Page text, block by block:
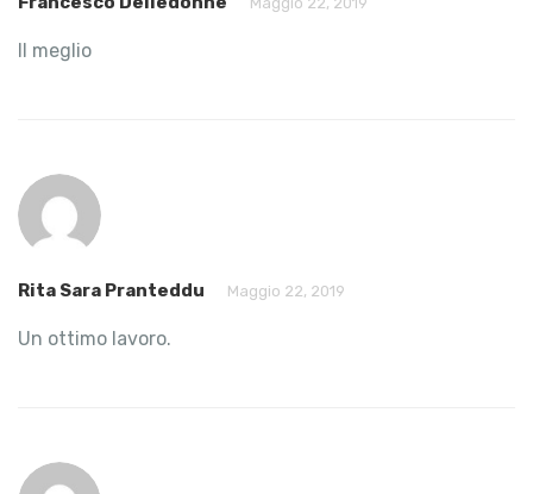
Il meglio
Rita Sara Pranteddu Maggio 22, 2019
Un ottimo lavoro.